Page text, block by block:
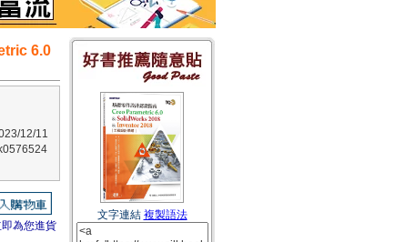
6.0
12/11
為您進貨
文字連結 複製語法